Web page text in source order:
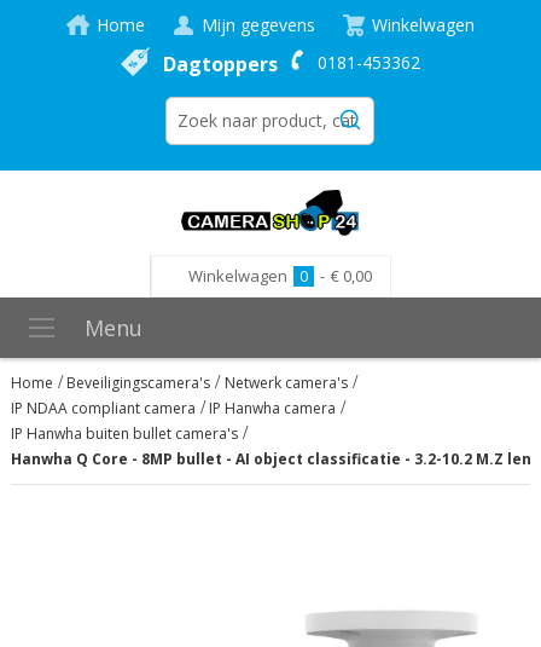
Home Mijn gegevens Winkelwagen
Dagtoppers 0181-453362
Winkelwagen 0 - € 0,00
Menu
Home Beveiligingscamera's
Netwerk camera's
IP NDAA compliant camera
IP Hanwha camera
IP Hanwha buiten bullet camera's
Hanwha Q Core - 8MP bullet - AI object classificatie - 3.2-10.2 M.Z lens